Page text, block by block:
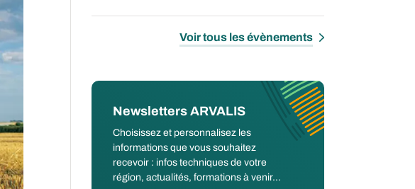
Voir tous les évènements
Newsletters ARVALIS
Choisissez et personnalisez les
informations que vous souhaitez
recevoir : infos techniques de votre
région, actualités, formations à venir...